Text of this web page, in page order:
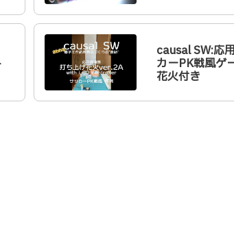
causal SW:応
カーPK戦風ゲ
花火付き